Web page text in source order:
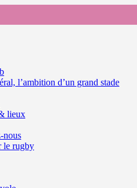
l’ambition d’un grand stade
lieux
nous
le rugby